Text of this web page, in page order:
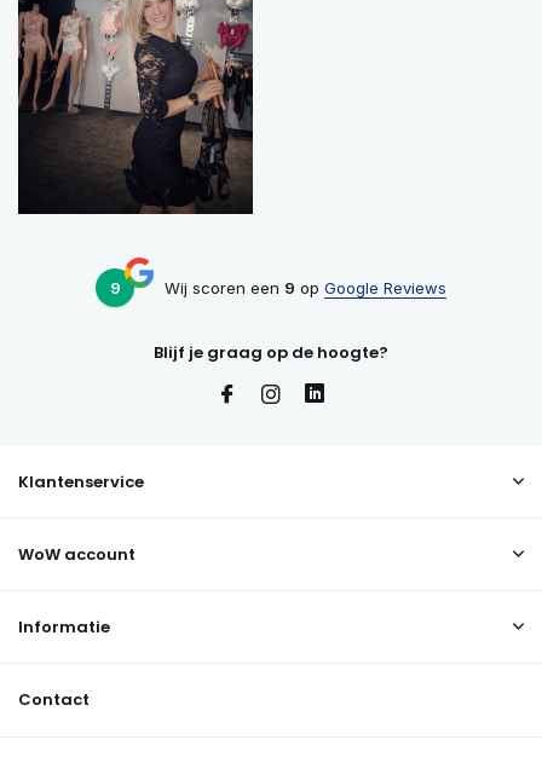
9 Wij scoren een 9 op Google Reviews
Blijf je graag op de hoogte?
Klantenservice
WoW account
Informatie
Contact